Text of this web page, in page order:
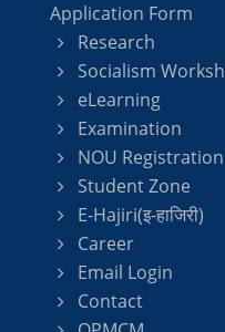
Application Form
Research
Socialism
eLearning
Examination
NOU Registration
Student Zone
E-Hajiri(इ-हाजिरी)
Career
Email Login
Contact